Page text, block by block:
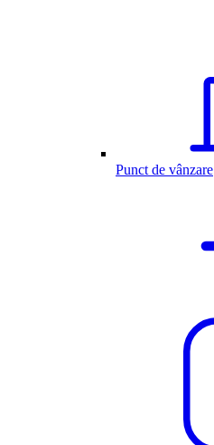
Punct de vânzare